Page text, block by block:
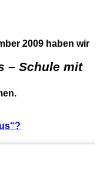
2009 haben wir
– Schule mit